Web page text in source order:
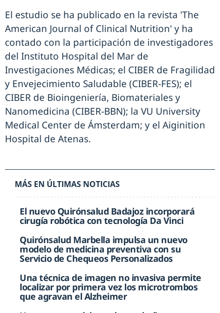
El estudio se ha publicado en la revista 'The
American Journal of Clinical Nutrition' y ha
contado con la participación de investigadores
del Instituto Hospital del Mar de
Investigaciones Médicas; el CIBER de Fragilidad
y Envejecimiento Saludable (CIBER-FES); el
CIBER de Bioingeniería, Biomateriales y
Nanomedicina (CIBER-BBN); la VU University
Medical Center de Ámsterdam; y el Aiginition
Hospital de Atenas.
MÁS EN ÚLTIMAS NOTICIAS
El nuevo Quirónsalud Badajoz incorporará
cirugía robótica con tecnología Da Vinci
Quirónsalud Marbella impulsa un nuevo
modelo de medicina preventiva con su
Servicio de Chequeos Personalizados
Una técnica de imagen no invasiva permite
localizar por primera vez los microtrombos
que agravan el Alzheimer